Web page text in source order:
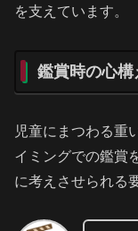
を支えています。
鑑賞時の心構
児童にまつわる重
イミングでの鑑賞
に考えさせられる